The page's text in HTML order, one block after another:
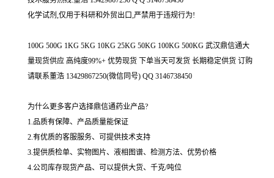
化学试剂,仅用于科研和外贸出口,严禁用于违规行为!
100G 500G 1KG 5KG 10KG 25KG 50KG 100KG 500KG 武汉鼎信通大
量现货供应 高纯度99%+ 优势现货 下单当天可发货 长期稳定供货 订购
请联系董浩 13429867250(微信同号) QQ 3146738450
为什么更多客户选择鼎信通药业产品?
1.品质有保障、产品质量能保证
2.有优质的客服服务、可提供技术支持
3.提供质检单、实物图片、液相图谱、检测方法、优势价格
4.公司库存现货产品、可以提供大货、千克/吨位